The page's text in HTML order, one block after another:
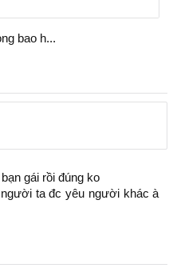
bao h...
gái rồi đúng ko
ta đc yêu người khác à